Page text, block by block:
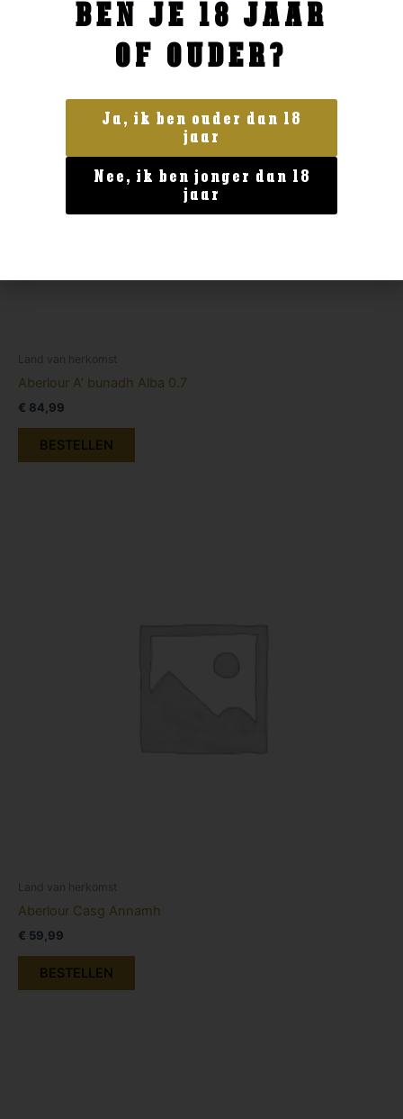
Land van herkomst
Aberlour A’ bunadh Alba 0.7
€ 84,99
BESTELLEN
Land van herkomst
Aberlour Casg Annamh
€ 59,99
BESTELLEN
BEN JE 18 JAAR
OF OUDER?
Ja, ik ben ouder dan 18
jaar
Nee, ik ben jonger dan 18
jaar